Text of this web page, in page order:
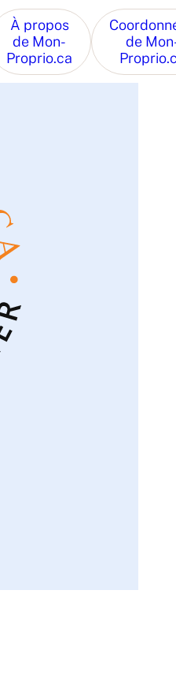
À propos
de Mon-
Proprio.ca
de